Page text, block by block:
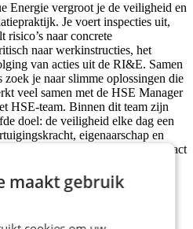
Energie vergroot je de veiligheid en
Je voert inspecties uit,
risico’s naar concrete
naar werkinstructies, het
van acties uit de RI&E. Samen
zoek je naar slimme oplossingen die
veel samen met de HSE Manager
HSE-team. Binnen dit team zijn
doel: de veiligheid elke dag een
eigenaarschap en
in beweging en maak je impact
maakt gebruik